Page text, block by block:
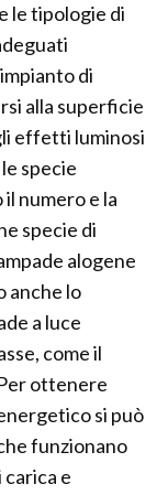
le tipologie di
di
alla superficie
effetti luminosi
specie
numero e la
specie di
alogene
anche lo
a luce
come il
ottenere
si può
funzionano
e